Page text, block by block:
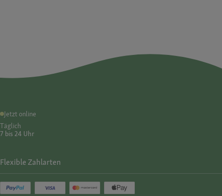
Jetzt online
Täglich
7 bis 24 Uhr
Flexible Zahlarten